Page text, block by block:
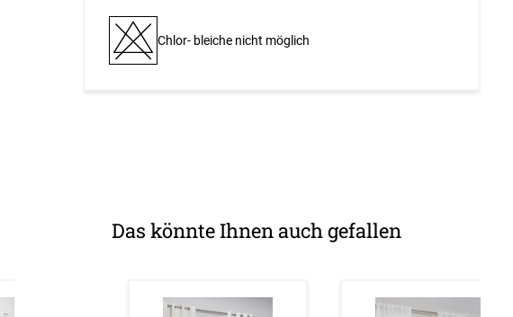
Chlor- bleiche nicht möglich
Das könnte Ihnen auch gefallen